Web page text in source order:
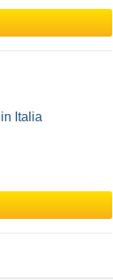
in Italia